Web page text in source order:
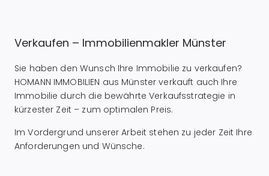
Verkaufen – Immobilienmakler Münster
Sie haben den Wunsch Ihre Immobilie zu verkaufen?
HOMANN IMMOBILIEN aus Münster verkauft auch Ihre
Immobilie durch die bewährte Verkaufsstrategie in
kürzester Zeit – zum optimalen Preis.
Im Vordergrund unserer Arbeit stehen zu jeder Zeit Ihre
Anforderungen und Wünsche.